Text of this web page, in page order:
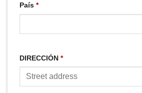
País *
DIRECCIÓN *